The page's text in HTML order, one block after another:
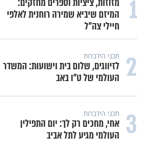
1
מזוזות, ציציות וספרים מחזקים:
המיזם שיביא שמירה רוחנית לאלפי
חיילי צה"ל
2 תכני הידברות
לזיווגים, שלום בית וישועות: המשדר
העולמי של ט"ו באב
3 תכני הידברות
אחי, מחכים רק לך: יום התפילין
העולמי מגיע לתל אביב